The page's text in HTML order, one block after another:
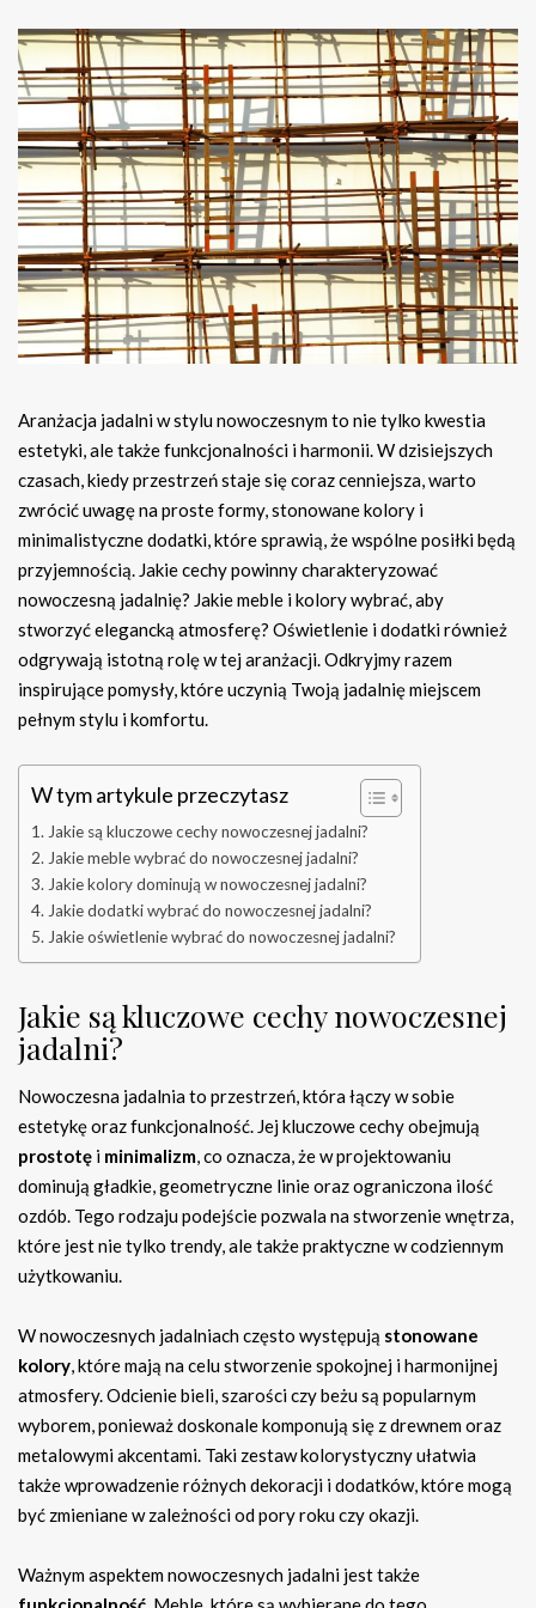
Aranżacja jadalni w stylu nowoczesnym to nie tylko kwestia
estetyki, ale także funkcjonalności i harmonii. W dzisiejszych
czasach, kiedy przestrzeń staje się coraz cenniejsza, warto
zwrócić uwagę na proste formy, stonowane kolory i
minimalistyczne dodatki, które sprawią, że wspólne posiłki będą
przyjemnością. Jakie cechy powinny charakteryzować
nowoczesną jadalnię? Jakie meble i kolory wybrać, aby
stworzyć elegancką atmosferę? Oświetlenie i dodatki również
odgrywają istotną rolę w tej aranżacji. Odkryjmy razem
inspirujące pomysły, które uczynią Twoją jadalnię miejscem
pełnym stylu i komfortu.
W tym artykule przeczytasz
Jakie są kluczowe cechy nowoczesnej jadalni?
Jakie meble wybrać do nowoczesnej jadalni?
Jakie kolory dominują w nowoczesnej jadalni?
Jakie dodatki wybrać do nowoczesnej jadalni?
Jakie oświetlenie wybrać do nowoczesnej jadalni?
Jakie są kluczowe cechy nowoczesnej
jadalni?
Nowoczesna jadalnia to przestrzeń, która łączy w sobie
estetykę oraz funkcjonalność. Jej kluczowe cechy obejmują
prostotę i minimalizm, co oznacza, że w projektowaniu
dominują gładkie, geometryczne linie oraz ograniczona ilość
ozdób. Tego rodzaju podejście pozwala na stworzenie wnętrza,
które jest nie tylko trendy, ale także praktyczne w codziennym
użytkowaniu.
W nowoczesnych jadalniach często występują stonowane
kolory, które mają na celu stworzenie spokojnej i harmonijnej
atmosfery. Odcienie bieli, szarości czy beżu są popularnym
wyborem, ponieważ doskonale komponują się z drewnem oraz
metalowymi akcentami. Taki zestaw kolorystyczny ułatwia
także wprowadzenie różnych dekoracji i dodatków, które mogą
być zmieniane w zależności od pory roku czy okazji.
Ważnym aspektem nowoczesnych jadalni jest także